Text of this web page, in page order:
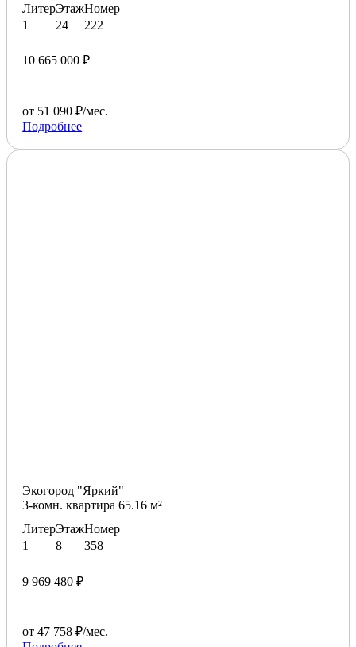
Литер
1
Этаж
24
Номер
222
10 665 000 ₽
от 51 090 ₽/мес.
Подробнее
Экогород "Яркий"
3-комн. квартира 65.16 м²
Литер
1
Этаж
8
Номер
358
9 969 480 ₽
от 47 758 ₽/мес.